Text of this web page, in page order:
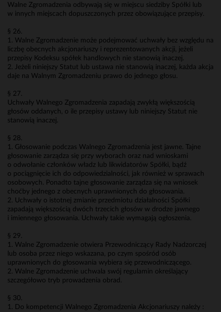
Walne Zgromadzenia odbywają się w miejscu siedziby Spółki lub
w innych miejscach dopuszczonych przez obowiązujące przepisy.
§ 26.
1. Walne Zgromadzenie może podejmować uchwały bez względu na
liczbę obecnych akcjonariuszy i reprezentowanych akcji, jeżeli
przepisy Kodeksu spółek handlowych nie stanowią inaczej.
2. Jeżeli niniejszy Statut lub ustawa nie stanowią inaczej, każda akcja
daje na Walnym Zgromadzeniu prawo do jednego głosu.
§ 27.
Uchwały Walnego Zgromadzenia zapadają zwykłą większością
głosów oddanych, o ile przepisy ustawy lub niniejszy Statut nie
stanowią inaczej.
§ 28.
1. Głosowanie podczas Walnego Zgromadzenia jest jawne. Tajne
głosowanie zarządza się przy wyborach oraz nad wnioskami
o odwołanie członków władz lub likwidatorów Spółki, bądź
o pociągnięcie ich do odpowiedzialności, jak również w sprawach
osobowych. Ponadto tajne głosowanie zarządza się na wniosek
choćby jednego z obecnych uprawnionych do głosowania.
2. Uchwały o istotnej zmianie przedmiotu działalności Spółki
zapadają większością dwóch trzecich głosów w drodze jawnego
i imiennego głosowania. Uchwały takie wymagają ogłoszenia.
§ 29.
1. Walne Zgromadzenie otwiera Przewodniczący Rady Nadzorczej
lub osoba przez niego wskazana, po czym spośród osób
uprawnionych do głosowania wybiera się przewodniczącego.
2. Walne Zgromadzenie uchwala swój regulamin określający
szczegółowo tryb prowadzenia obrad.
§ 30.
1. Do kompetencji Walnego Zgromadzenia Akcjonariuszy należy :